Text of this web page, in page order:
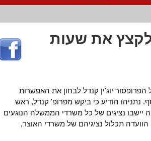
את שעות
יוג'ין קנדל לבחון את האפשרות
נתניהו הודיע כי ביקש מפרופ' קנדל, ראש
נציגים של כל משרדי הממשלה הנוגעים
תכלול נציגיהם של משרדי האוצר,